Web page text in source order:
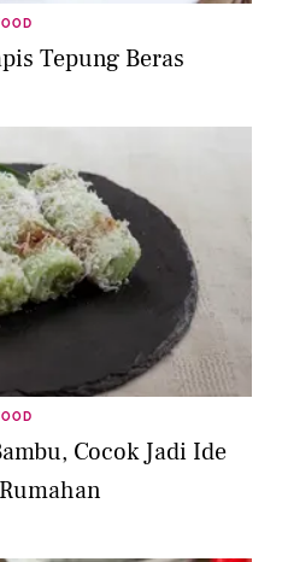
Tepung Beras
Cocok Jadi Ide